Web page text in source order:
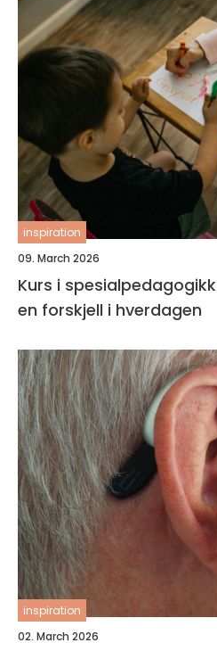
inspiration
09. March 2026
Kurs i spesialpedagogikk kunnskap som gjør
en forskjell i hverdagen
inspiration
02. March 2026